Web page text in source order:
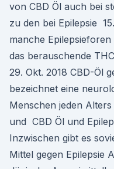
von CBD Öl auch bei
zu den bei Epilepsie
manche
das berauschende
29. Okt. 2018 CBD-Öl
bezeichnet eine
Menschen jeden
und CBD Öl und
Inzwischen gibt es
Mittel gegen Epilepsie